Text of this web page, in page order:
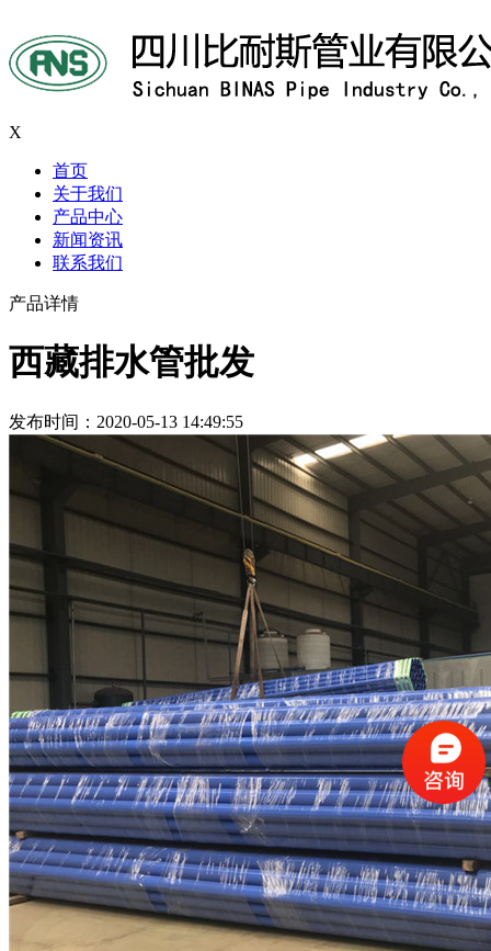
X
首页
关于我们
产品中心
新闻资讯
联系我们
产品详情
西藏排水管批发
发布时间：2020-05-13 14:49:55